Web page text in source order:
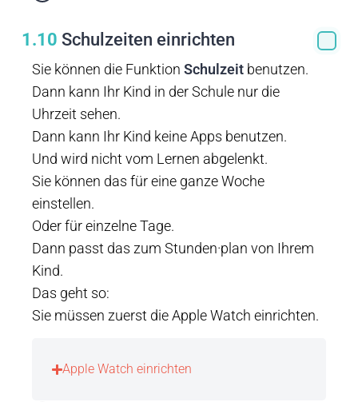
1.10 Schulzeiten einrichten
Sie können die FunktionSchulzeit benutzen.
Dann kann Ihr Kind in der Schule nur die
Uhrzeit sehen.
Dann kann Ihr Kind keine Apps benutzen.
Und wird nicht vom Lernen abgelenkt.
Sie können das für eine ganze Woche
einstellen.
Oder für einzelne Tage.
Dann passt das zum Stunden·plan von Ihrem
Kind.
Das geht so:
Sie müssen zuerst die Apple Watch einrichten.
Apple Watch einrichten